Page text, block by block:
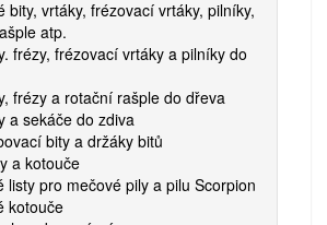
bity, vrtáky, frézovací vrtáky, pilníky,
atp.
frézy, frézovací vrtáky a pilníky do
frézy a rotační rašple do dřeva
a sekáče do zdiva
bity a držáky bitů
a kotouče
listy pro mečové pily a pilu Scorpion
kotouče